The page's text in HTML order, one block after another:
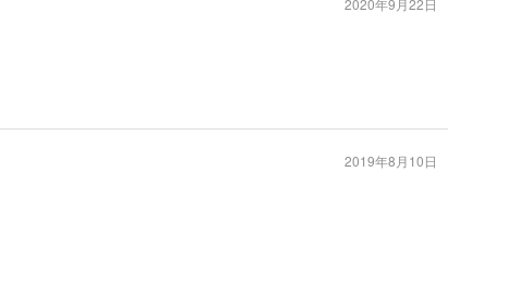
2020年9月22日
2019年8月10日